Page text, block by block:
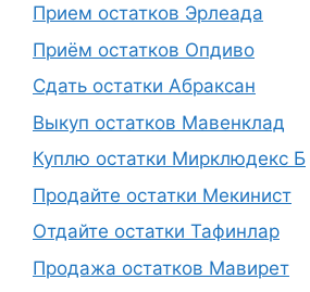
Прием остатков Эрлеада
Приём остатков Опдиво
Сдать остатки Абраксан
Выкуп остатков Мавенклад
Куплю остатки Мирклюдекс Б
Продайте остатки Мекинист
Отдайте остатки Тафинлар
Продажа остатков Мавирет